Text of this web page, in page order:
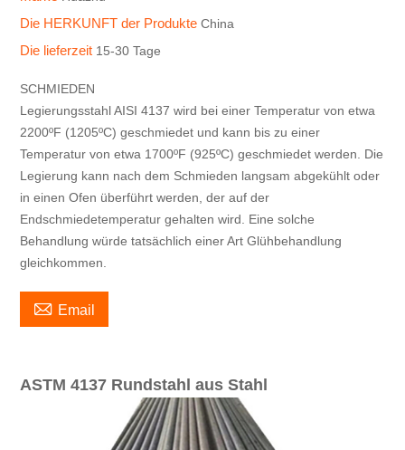
Die HERKUNFT der ProdukteChina
Die lieferzeit 15-30 Tage
SCHMIEDEN
Legierungsstahl AISI 4137 wird bei einer Temperatur von etwa
2200ºF (1205ºC) geschmiedet und kann bis zu einer
Temperatur von etwa 1700ºF (925ºC) geschmiedet werden. Die
Legierung kann nach dem Schmieden langsam abgekühlt oder
in einen Ofen überführt werden, der auf der
Endschmiedetemperatur gehalten wird. Eine solche
Behandlung würde tatsächlich einer Art Glühbehandlung
gleichkommen.
 Email
ASTM 4137 Rundstahl aus Stahl